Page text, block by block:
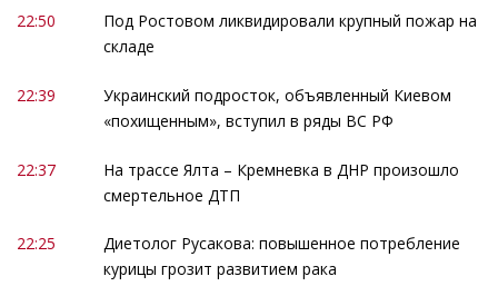
22:50
Под Ростовом ликвидировали крупный пожар на
складе
22:39
Украинский подросток, объявленный Киевом
«похищенным», вступил в ряды ВС РФ
22:37
На трассе Ялта – Кремневка в ДНР произошло
смертельное ДТП
22:25
Диетолог Русакова: повышенное потребление
курицы грозит развитием рака